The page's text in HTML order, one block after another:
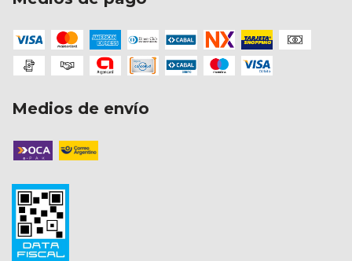
Medios de envío